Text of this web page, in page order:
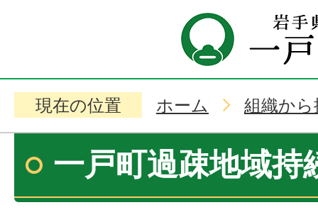
現在の位置 ホーム 組織か
一戸町過疎地域持